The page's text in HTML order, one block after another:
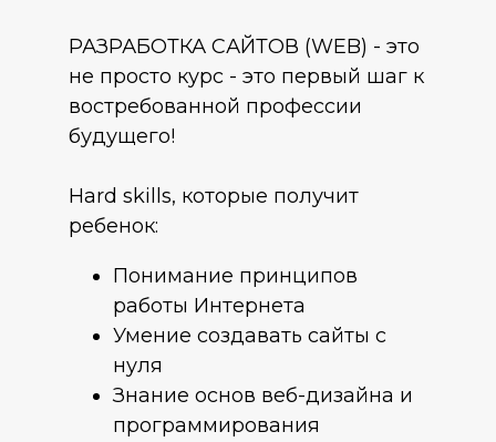
РАЗРАБОТКА САЙТОВ (WEB) - это
не просто курс - это первый шаг к
востребованной профессии
будущего!
Hard skills, которые получит
ребенок:
Понимание принципов
работы Интернета
Умение создавать сайты с
нуля
Знание основ веб-дизайна и
программирования